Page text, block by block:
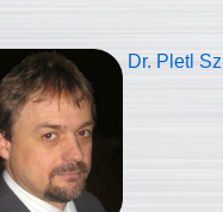
Dr. Pletl